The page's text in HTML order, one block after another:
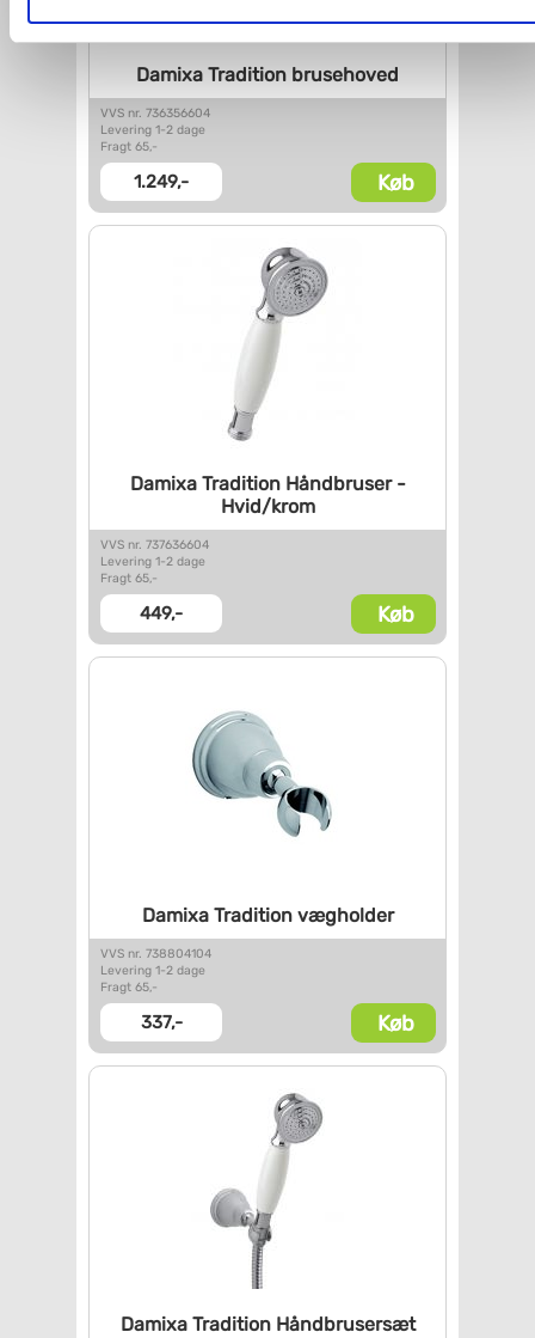
Du kan se mere om, hvordan vi behandler dine
personoplysninger, ved at klikkeher.
Damixa Tradition brusehoved
VVS nr. 736356604
Levering 1-2 dage
Fragt 65,-
1.249,- Køb
Damixa Tradition Håndbruser -
Hvid/krom
VVS nr. 737636604
Levering 1-2 dage
Fragt 65,-
449,- Køb
Damixa Tradition vægholder
VVS nr. 738804104
Levering 1-2 dage
Fragt 65,-
337,- Køb
Damixa Tradition Håndbrusersæt